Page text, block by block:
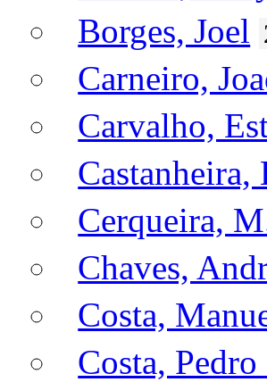
Borges, Joel
Carneiro,
Carvalho,
Castanheira,
Cerqueira,
Chaves,
Costa,
Costa,